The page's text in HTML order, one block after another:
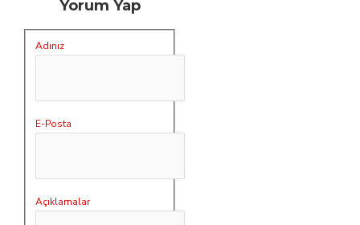
Yorum Yap
Adınız
E-Posta
Açıklamalar